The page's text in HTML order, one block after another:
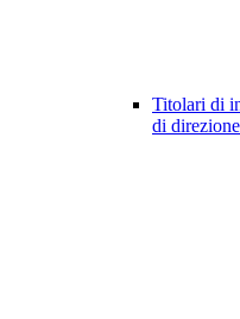
Titolari di
di